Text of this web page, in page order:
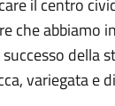
il centro
che abbiamo
della
variegata e